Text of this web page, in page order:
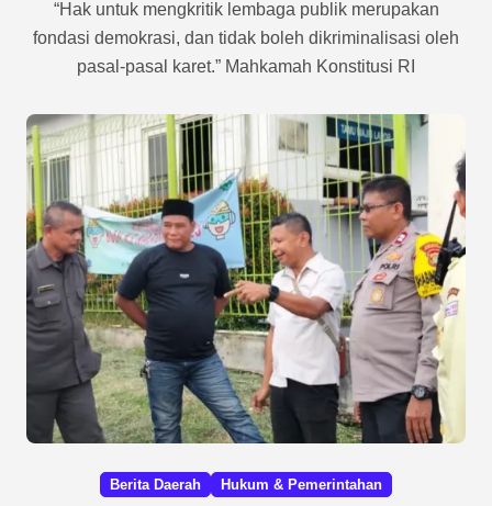
“Hak untuk mengkritik lembaga publik merupakan
fondasi demokrasi, dan tidak boleh dikriminalisasi oleh
pasal-pasal karet.” Mahkamah Konstitusi RI
Berita Daerah Hukum & Pemerintahan